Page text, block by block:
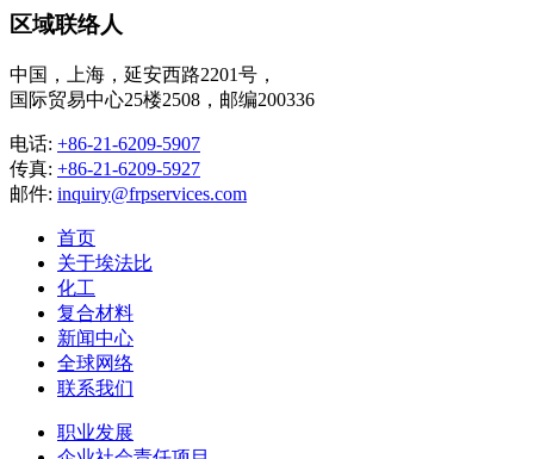
区域联络人
中国，上海，延安西路2201号，
国际贸易中心25楼2508，邮编200336
电话: +86-21-6209-5907
传真: +86-21-6209-5927
邮件: inquiry@frpservices.com
首页
关于埃法比
化工
复合材料
新闻中心
全球网络
联系我们
职业发展